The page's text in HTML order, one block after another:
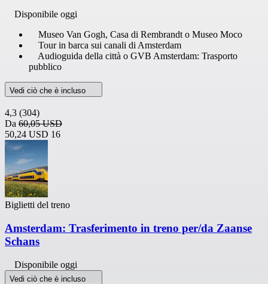
Disponibile oggi
Museo Van Gogh, Casa di Rembrandt o Museo Moco
Tour in barca sui canali di Amsterdam
Audioguida della città o GVB Amsterdam: Trasporto
pubblico
Vedi ciò che è incluso
4,3 (304)
Da 60,05 USD
50,24 USD 16
Biglietti del treno
Amsterdam: Trasferimento in treno per/da Zaanse
Schans
Disponibile oggi
Vedi ciò che è incluso